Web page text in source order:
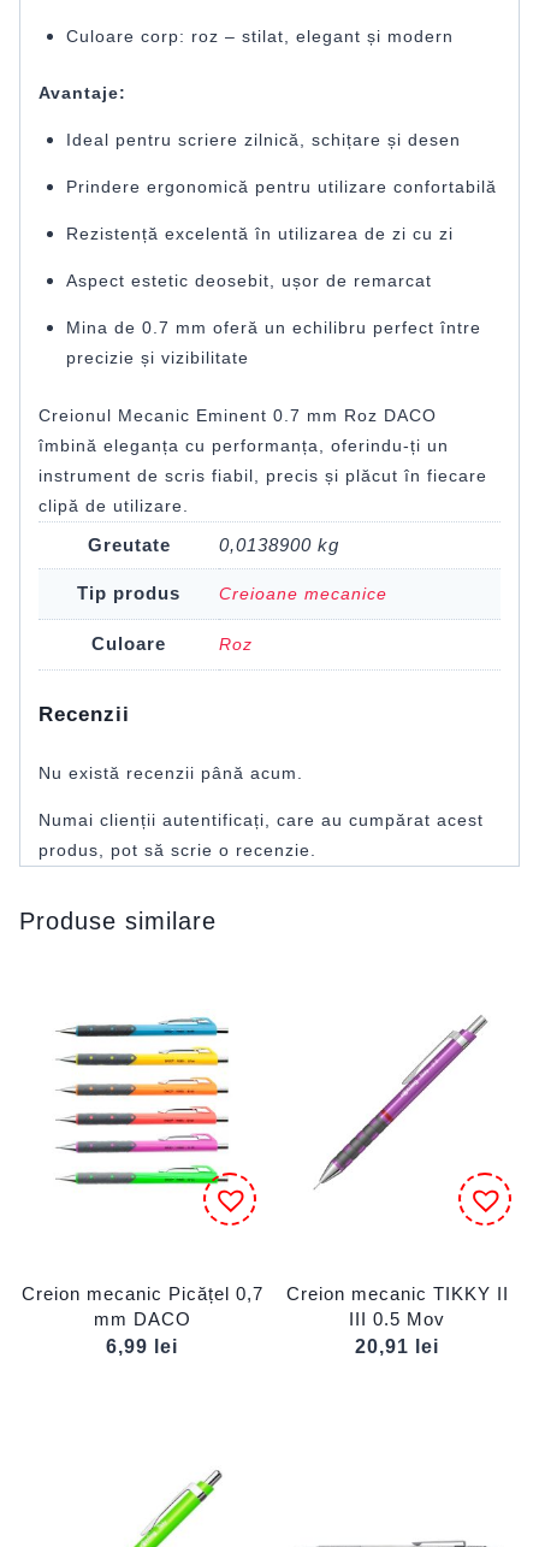
Culoare corp: roz – stilat, elegant și modern
Avantaje:
Ideal pentru scriere zilnică, schițare și desen
Prindere ergonomică pentru utilizare confortabilă
Rezistență excelentă în utilizarea de zi cu zi
Aspect estetic deosebit, ușor de remarcat
Mina de 0.7 mm oferă un echilibru perfect între
precizie și vizibilitate
Creionul Mecanic Eminent 0.7 mm Roz DACO
îmbină eleganța cu performanța, oferindu-ți un
instrument de scris fiabil, precis și plăcut în fiecare
clipă de utilizare.
Greutate 0,0138900 kg
Tip produs Creioane mecanice
Culoare Roz
Recenzii
Nu există recenzii până acum.
Numai clienții autentificați, care au cumpărat acest
produs, pot să scrie o recenzie.
Produse similare
Creion mecanic Picățel 0,7
mm DACO
6,99
lei
Creion mecanic TIKKY II
III 0.5 Mov
20,91
lei